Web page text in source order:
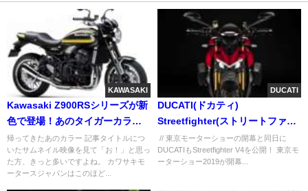
KAWASAKI
Kawasaki Z900RSシリーズが新
色で登場！あのタイガーカラー
も復活だよ
帰ってきたあのカラー 記事タイトルにつ
いたサムネイル映像を見て「お！」と思っ
た方、きっと多いですよね。 カワサキモ
ータースジャパンはこのほど...
DUCATI
DUCATI(ドカティ)
Streetfighter(ストリートファイ
ター) V4を公開！
// 東京モーターショーの開幕と同日に
DUCATIもStreetfighter V4を公開！ 東京モ
ーターショー2019が開幕...